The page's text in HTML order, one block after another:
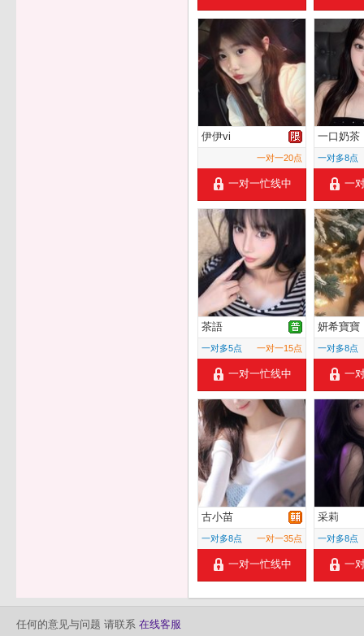
伊伊vi
一对一20点
一对一忙线中
一口奶茶
一对多8点
一
茶語
一对多5点 一对一15点
一对一忙线中
妍希寶寶
一对多8点
一
古小苗
一对多8点 一对一35点
一对一忙线中
采莉
一对多8点
一
任何的意见与问题 请联系 在线客服